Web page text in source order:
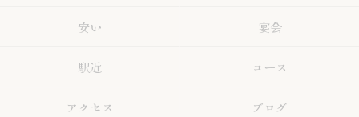
安い 宴会
駅近 コース
アクセス ブログ